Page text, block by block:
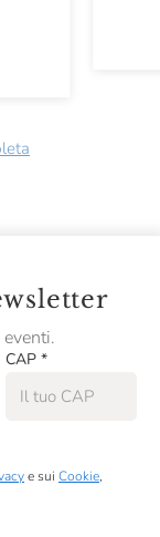
CAP *
e sui Cookie,